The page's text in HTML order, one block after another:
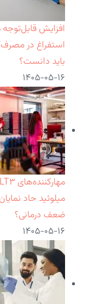
افزایش قابل‌توجه
استفراغ در
باید دانست؟
۱۴۰۵-۰۵-۱۶
میلوئید حاد
ضعف درمانی؟
۱۴۰۵-۰۵-۱۶